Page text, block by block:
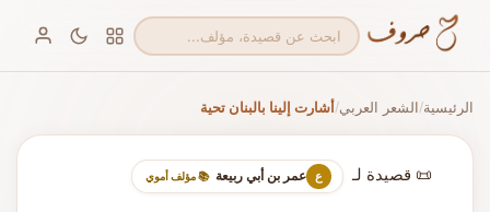
الرئيسية/الشعر العربي/أشارت إلينا بالبنان تحية
📜 قصيدة لـ ع عمر بن أبي ربيعة 📚 مؤلف أموي